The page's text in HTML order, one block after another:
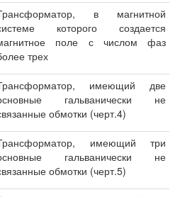
в магнитной
которого создается
поле с числом фаз
трех
имеющий две
гальванически не
обмотки (черт.4)
имеющий три
гальванически не
обмотки (черт.5)